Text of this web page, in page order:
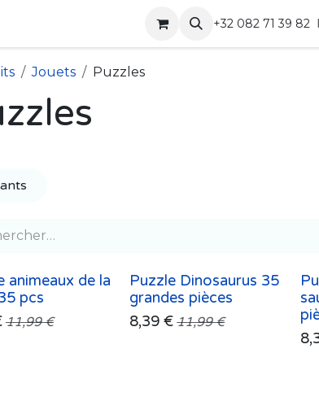
Contactez-nous +32 082 71 39 82
Jouets Puzzles
animeaux de la
pcs
11,99€
Puzzle Dinosaurus 35
grandes pièces
8,39 € 11,99€